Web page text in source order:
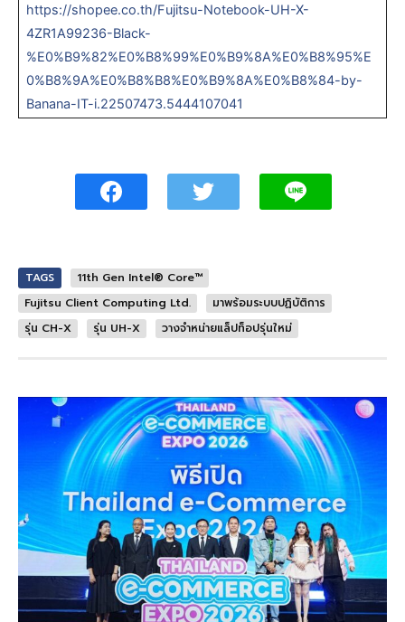
https://shopee.co.th/Fujitsu-Notebook-UH-X-
4ZR1A99236-Black-
%E0%B9%82%E0%B8%99%E0%B9%8A%E0%B8%95%E
0%B8%9A%E0%B8%B8%E0%B9%8A%E0%B8%84-by-
Banana-IT-i.22507473.5444107041
TAGS
11th Gen Intel® Core™
Fujitsu Client Computing Ltd.
มาพร้อมระบบปฏิบัติการ
รุ่น CH-X
รุ่น UH-X วางจำหน่ายแล็ปท็อปรุ่นใหม่